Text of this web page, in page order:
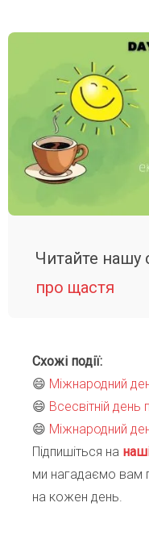
Читайте нашу
про щастя
Схожі події:
😄 Міжнародний
😄 Всесвітній день
😄 Міжнародний
Підпишіться на
ми нагадаємо вам
на кожен день.